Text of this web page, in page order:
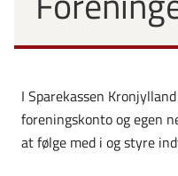
I Sparekassen
foreningskonto og egen
at følge med i og styre